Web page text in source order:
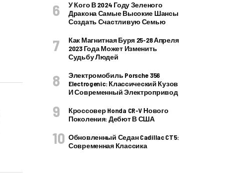
У Кого В 2024 Году Зеленого
Дракона Самые Высокие Шансы
Создать Счастливую Семью
Как Магнитная Буря 25-28 Апреля
2023 Года Может Изменить
Судьбу Людей
Электромобиль Porsche 356
Electrogenic: Классический Кузов
И Современный Электропривод
Кроссовер Honda CR-V Нового
Поколения: Дебют В США
Обновленный Седан Cadillac CT5:
Современная Классика